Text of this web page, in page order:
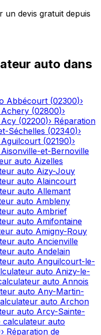
un devis gratuit depuis
auto dans
Abbécourt (02300)›
Achery (02800)›
Acy (02200)› Réparation
Séchelles (02340)›
Aguilcourt (02190)›
Aisonville-et-Bernoville
auto Aizelles
auto Aizy-Jouy
auto Alaincourt
auto Allemant
auto Ambleny
auto Ambrief
auto Amifontaine
auto Amigny-Rouy
auto Ancienville
auto Andelain
auto Anguilcourt-le-
auto Anizy-le-
auto Annois
auto Any-Martin-
auto Archon
auto Arcy-Sainte-
calculateur auto
› Réparation de